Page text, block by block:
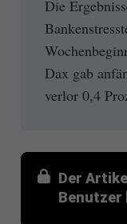
Die
Dax gab
verlor 0,4
Der
Benutzer